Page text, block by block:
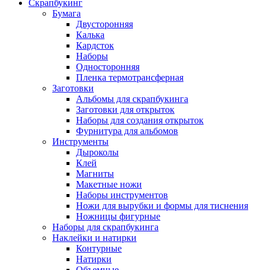
Скрапбукинг
Бумага
Двусторонняя
Калька
Кардсток
Наборы
Односторонняя
Пленка термотрансферная
Заготовки
Альбомы для скрапбукинга
Заготовки для открыток
Наборы для создания открыток
Фурнитура для альбомов
Инструменты
Дыроколы
Клей
Магниты
Макетные ножи
Наборы инструментов
Ножи для вырубки и формы для тиснения
Ножницы фигурные
Наборы для скрапбукинга
Наклейки и натирки
Контурные
Натирки